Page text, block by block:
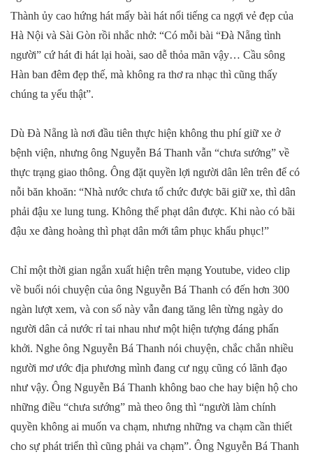
Thành ủy cao hứng hát mấy bài hát nổi tiếng ca ngợi vẻ đẹp của
Hà Nội và Sài Gòn rồi nhắc nhở: “Có mỗi bài “Đà Nẵng tình
người” cứ hát đi hát lại hoài, sao dễ thỏa mãn vậy… Cầu sông
Hàn ban đêm đẹp thế, mà không ra thơ ra nhạc thì cũng thấy
chúng ta yếu thật”.
Dù Đà Nẵng là nơi đầu tiên thực hiện không thu phí giữ xe ở
bệnh viện, nhưng ông Nguyễn Bá Thanh vẫn “chưa sướng” về
thực trạng giao thông. Ông đặt quyền lợi người dân lên trên để có
nỗi băn khoăn: “Nhà nước chưa tổ chức được bãi giữ xe, thì dân
phải đậu xe lung tung. Không thể phạt dân được. Khi nào có bãi
đậu xe đàng hoàng thì phạt dân mới tâm phục khẩu phục!”
Chỉ một thời gian ngắn xuất hiện trên mạng Youtube, video clip
về buổi nói chuyện của ông Nguyễn Bá Thanh có đến hơn 300
ngàn lượt xem, và con số này vẫn đang tăng lên từng ngày do
người dân cả nước rỉ tai nhau như một hiện tượng đáng phấn
khởi. Nghe ông Nguyễn Bá Thanh nói chuyện, chắc chắn nhiều
người mơ ước địa phương mình đang cư ngụ cũng có lãnh đạo
như vậy. Ông Nguyễn Bá Thanh không bao che hay biện hộ cho
những điều “chưa sướng” mà theo ông thì “người làm chính
quyền không ai muốn va chạm, nhưng những va chạm cần thiết
cho sự phát triển thì cũng phải va chạm”. Ông Nguyễn Bá Thanh